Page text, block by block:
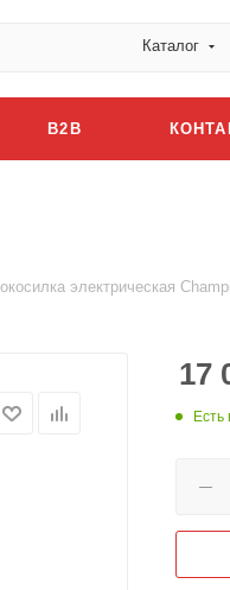
Каталог
B2B
электрическая
17
Есть